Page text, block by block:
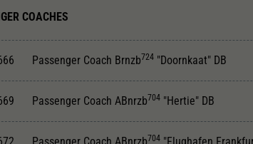
COACHES
Passenger Coach Brnzb724"Doornkaat" DB
Passenger Coach ABnrzb704"Hertie" DB
704
Zweck